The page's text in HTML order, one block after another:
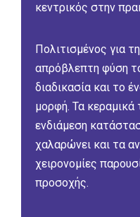
κεντρικός στην
Πολιτισμένος για
απρόβλεπτη φύση
διαδικασία και το
μορφή. Τα κεραμικά
ενδιάμεση
χαλαρώνει και τα
χειρονομίες
προσοχής.